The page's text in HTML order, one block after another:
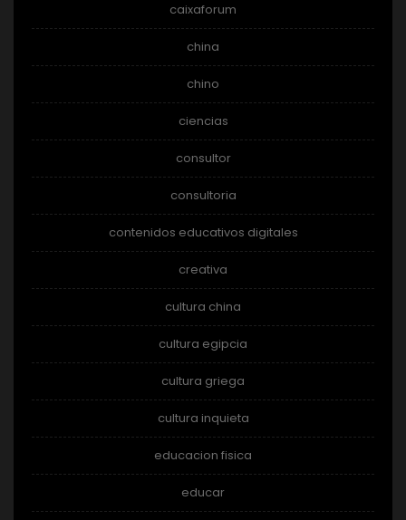
caixaforum
china
chino
ciencias
consultor
consultoria
contenidos educativos digitales
creativa
cultura china
cultura egipcia
cultura griega
cultura inquieta
educacion fisica
educar